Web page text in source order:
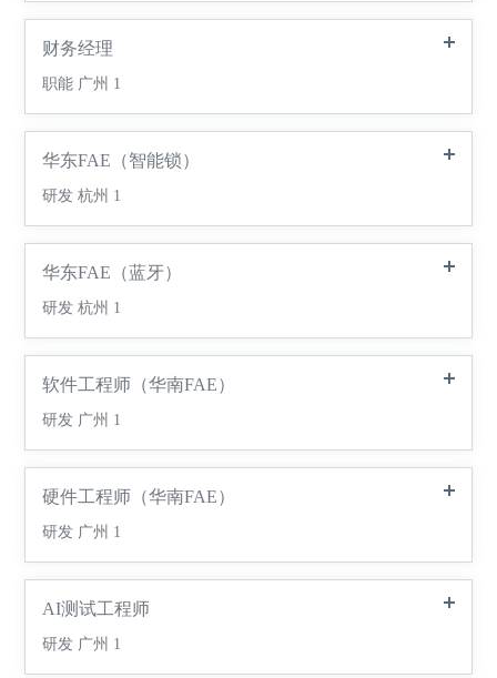
财务经理
职能 广州 1
华东FAE（智能锁）
研发 杭州 1
华东FAE（蓝牙）
研发 杭州 1
软件工程师（华南FAE）
研发 广州 1
硬件工程师（华南FAE）
研发 广州 1
AI测试工程师
研发 广州 1